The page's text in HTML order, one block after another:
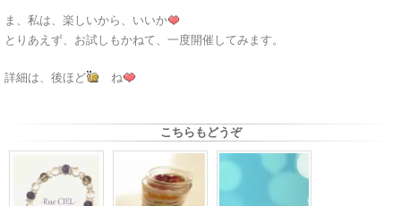
ま、私は、楽しいから、いいか
とりあえず、お試しもかねて、一度開催してみます。
詳細は、後ほど ね
こちらもどうぞ